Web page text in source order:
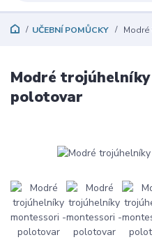
UČEBNÍ POMŮCKY
Modré
polotovar